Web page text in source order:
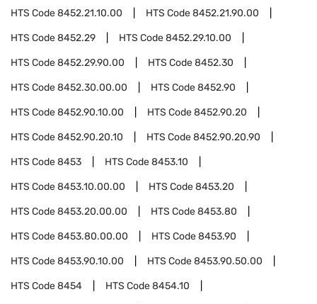
HTS Code8452.21.10.00 HTS Code8452.21.90.00
HTS Code8452.29 HTS Code8452.29.10.00
HTS Code8452.29.90.00 HTS Code8452.30
HTS Code8452.30.00.00 HTS Code8452.90
HTS Code8452.90.10.00 HTS Code8452.90.20
HTS Code8452.90.20.10 HTS Code8452.90.20.90
HTS Code8453 HTS Code8453.10
HTS Code8453.10.00.00 HTS Code8453.20
HTS Code8453.20.00.00 HTS Code8453.80
HTS Code8453.80.00.00 HTS Code8453.90
HTS Code8453.90.10.00 HTS Code8453.90.50.00
HTS Code8454 HTS Code8454.10